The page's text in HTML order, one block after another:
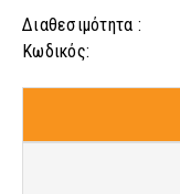
Διαθεσιμότητα :
Κωδικός: